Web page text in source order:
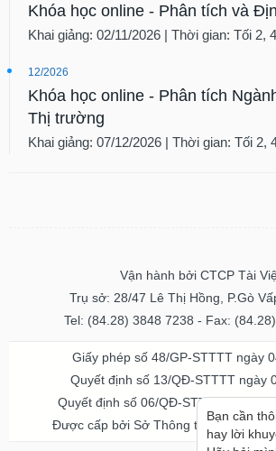
Khóa học online - Phân tích và
Khai giảng: 02/11/2026 | Thời gian: Tối 2,
12/2026
Khóa học online - Phân tích
Thị trường
Khai giảng: 07/12/2026 | Thời gian: Tối 2,
Vận hành bởi CTCP Tài
Trụ sở: 28/47 Lê Thị Hồng, P.Gò
Tel: (84.28) 3848 7238 - Fax:
Giấy phép số 48/GP-STTTT ngày
Quyết định số 13/QĐ-STTTT ngày
Quyết định số 06/QĐ-STTTT-ICP
Được cấp bởi Sở Thông tin và Truyền
Bạn cần
hay lời